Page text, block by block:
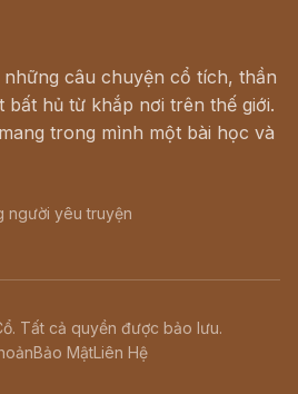
câu chuyện cổ tích, thần
hủ từ khắp nơi trên thế giới.
trong mình một bài học và
người yêu truyện
Tất cả quyền được bảo lưu.
Bảo MậtLiên Hệ